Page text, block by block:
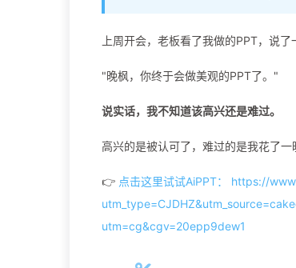
上周开会，老板看了我做的PPT，说了
"晚枫，你终于会做美观的PPT了。"
说实话，我不知道该高兴还是难过。
高兴的是被认可了，难过的是我花了一
👉 点击这里试试AiPPT： https://
utm=cg&cgv=20epp9dew1